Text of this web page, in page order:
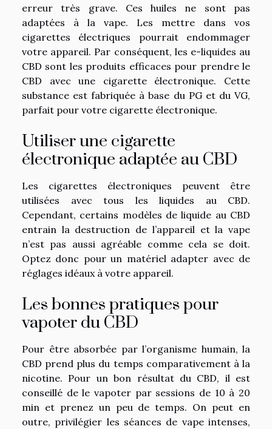
erreur très grave. Ces huiles ne sont pas
adaptées à la vape. Les mettre dans vos
cigarettes électriques pourrait endommager
votre appareil. Par conséquent, les e-liquides au
CBD sont les produits efficaces pour prendre le
CBD avec une cigarette électronique. Cette
substance est fabriquée à base du PG et du VG,
parfait pour votre cigarette électronique.
Utiliser une cigarette
électronique adaptée au CBD
Les cigarettes électroniques peuvent être
utilisées avec tous les liquides au CBD.
Cependant, certains modèles de liquide au CBD
entrain la destruction de l’appareil et la vape
n’est pas aussi agréable comme cela se doit.
Optez donc pour un matériel adapter avec de
réglages idéaux à votre appareil.
Les bonnes pratiques pour
vapoter du CBD
Pour être absorbée par l’organisme humain, la
CBD prend plus du temps comparativement à la
nicotine. Pour un bon résultat du CBD, il est
conseillé de le vapoter par sessions de 10 à 20
min et prenez un peu de temps. On peut en
outre, privilégier les séances de vape intenses,